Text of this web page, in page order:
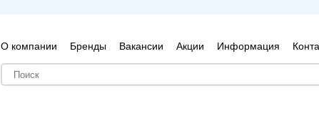
О компании Бренды Вакансии Акции Информация